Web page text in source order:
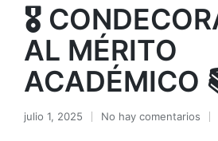
🎖️
AL MÉRITO
ACADÉMICO
julio 1, 2025 No hay comentarios